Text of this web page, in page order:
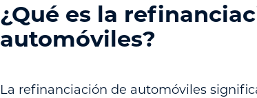
¿Qué es la
automóviles?
La refinanciación de automóviles